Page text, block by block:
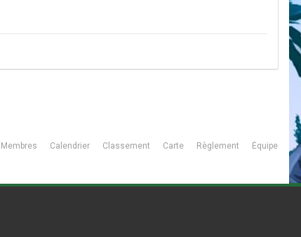
Membres Calendrier Classement Carte Règlement Équipe